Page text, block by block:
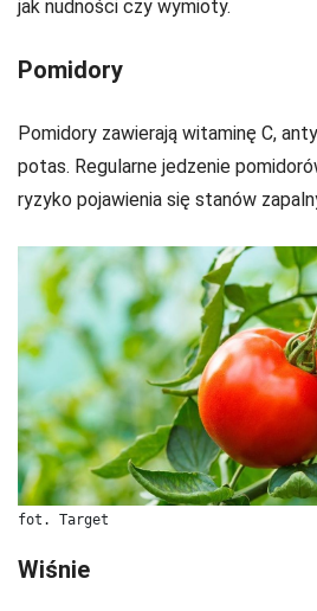
jak nudności czy wymioty.
Pomidory
Pomidory zawierają witaminę C,
potas. Regularne jedzenie
ryzyko pojawienia się stanów
fot. Target
Wiśnie